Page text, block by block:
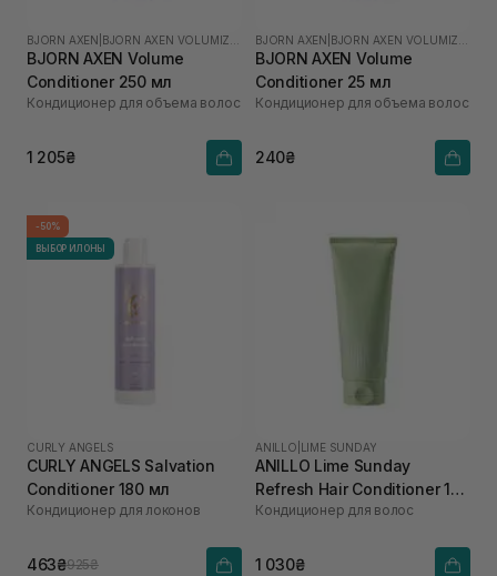
BJORN AXEN
BJORN AXEN Volume
Conditioner 250 мл
Кондиционер для объема волос
1 205₴
BJORN AXEN
BJORN AXEN Volume
Conditioner 25 мл
Кондиционер для объема волос
240₴
-50%
ВЫБОР ИЛОНЫ
CURLY ANGELS
CURLY ANGELS Salvation
Conditioner 180 мл
Кондиционер для локонов
463₴925₴
ANILLO LIME SUNDAY
ANILLO Lime Sunday
Refresh Hair Conditioner 150
мл
Кондиционер для волос
1 030₴